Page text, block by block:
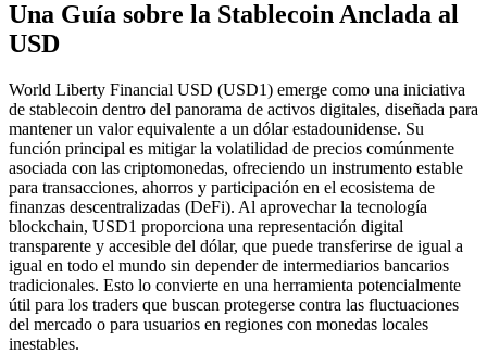
Una Guía sobre la Stablecoin Anclada al
USD
World Liberty Financial USD (USD1) emerge como una iniciativa
de stablecoin dentro del panorama de activos digitales, diseñada para
mantener un valor equivalente a un dólar estadounidense. Su
función principal es mitigar la volatilidad de precios comúnmente
asociada con las criptomonedas, ofreciendo un instrumento estable
para transacciones, ahorros y participación en el ecosistema de
finanzas descentralizadas (DeFi). Al aprovechar la tecnología
blockchain, USD1 proporciona una representación digital
transparente y accesible del dólar, que puede transferirse de igual a
igual en todo el mundo sin depender de intermediarios bancarios
tradicionales. Esto lo convierte en una herramienta potencialmente
útil para los traders que buscan protegerse contra las fluctuaciones
del mercado o para usuarios en regiones con monedas locales
inestables.